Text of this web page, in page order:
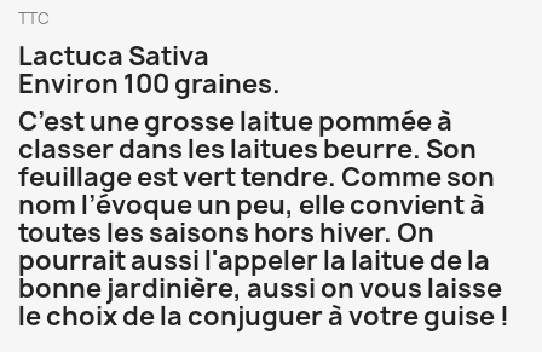
TTC
Lactuca Sativa
Environ 100 graines.
C’est une grosse laitue pommée à
classer dans les laitues beurre. Son
feuillage est vert tendre. Comme son
nom l’évoque un peu, elle convient à
toutes les saisons hors hiver. On
pourrait aussi l'appeler la laitue de la
bonne jardinière, aussi on vous laisse
le choix de la conjuguer à votre guise !